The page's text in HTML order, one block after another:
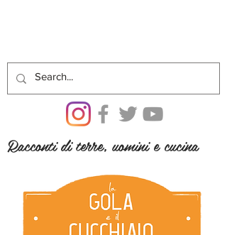
Racconti di terre, uomini e cucina